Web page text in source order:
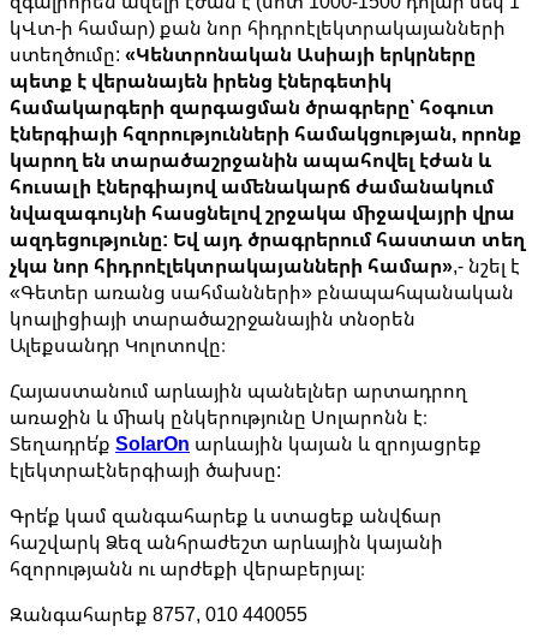
կՎտ-ի համար) քան նոր հիդրոէլեկտրակայանների
ստեղծումը: «Կենտրոնական Ասիայի երկրները
պետք է վերանայեն իրենց էներգետիկ
համակարգերի զարգացման ծրագրերը՝ հօգուտ
էներգիայի հզորությունների համակցության, որոնք
կարող են տարածաշրջանին ապահովել էժան և
հուսալի էներգիայով ամենակարճ ժամանակում
նվազագույնի հասցնելով շրջակա միջավայրի վրա
ազդեցությունը: Եվ այդ ծրագրերում հաստատ տեղ
չկա նոր հիդրոէլեկտրակայանների համար»,- նշել է
«Գետեր առանց սահմանների» բնապահպանական
կոալիցիայի տարածաշրջանային տնօրեն
Ալեքսանդր Կոլոտովը։
Հայաստանում արևային պանելներ արտադրող
առաջին և միակ ընկերությունը Սոլարոնն է։
Տեղադրե՛ք SolarOn արևային կայան և զրոյացրեք
էլեկտրաէներգիայի ծախսը:
Գրե՛ք կամ զանգահարեք և ստացեք անվճար
հաշվարկ Ձեզ անհրաժեշտ արևային կայանի
հզորությանն ու արժեքի վերաբերյալ։
Զանգահարեք 8757, 010 440055